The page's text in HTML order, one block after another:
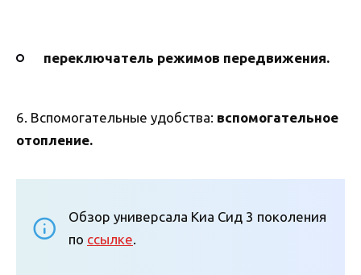
переключатель режимов передвижения.
6. Вспомогательные удобства: вспомогательное
отопление.
Обзор универсала Киа Сид 3 поколения
по ссылке.